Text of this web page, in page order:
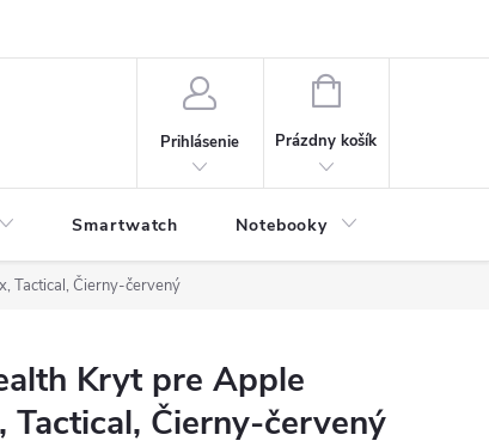
Prihlásenie
NÁKUPNÝ
Prázdny košík
Smartwatch Notebooky
Tactical, Čierny-červený
Kryt pre Apple
Tactical, Čierny-červený